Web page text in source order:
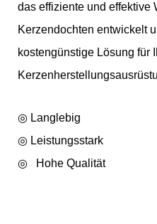
das effiziente und effektive
Kerzendochten entwickelt
kostengünstige Lösung für
◎ Langlebig
◎ Leistungsstark
◎
Hohe Qualität